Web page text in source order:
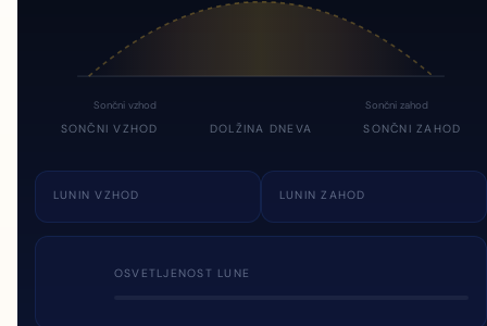
Sončni vzhod Sončni zahod
SONČNI VZHOD DOLŽINA DNEVA SONČNI ZAHOD
LUNIN VZHOD LUNIN ZAHOD
OSVETLJENOST LUNE